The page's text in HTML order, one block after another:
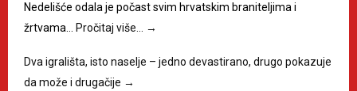
Nedelišće odala je počast svim hrvatskim braniteljima i
žrtvama… Pročitaj više… →
Dva igrališta, isto naselje – jedno devastirano, drugo pokazuje
da može i drugačije →